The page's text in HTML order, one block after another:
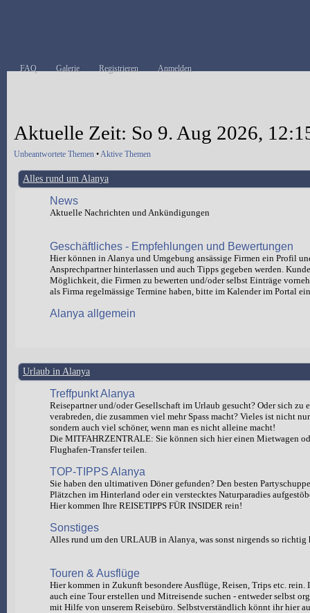
FAQ Galerie Registrieren Anmelden
Aktuelle Zeit: So 9. Aug 2026,
Unbeantwortete Themen •Aktive Themen
Alles rund um Alanya
News
Aktuelle Nachrichten und Ankündigungen
Geschäftliches - Empfehlungen und Bewertungen
Hier können in Alanya und Umgebung ansässige Firmen ein Profil
Ansprechpartner hinterlassen und auch Tipps gegeben werden.
Möglichkeit, die Firmen zu bewerten und/oder selbst Einträge
als Firma regelmässige Termine haben, bitte im Kalender im Portal
Alanya allgemein
Urlaub in Alanya
Treffpunkt Alanya
Reisepartner und/oder Gesellschaft im Urlaub gesucht? Oder sich zu
verabreden, die zusammen viel mehr Spass macht? Vieles ist nicht
sondern auch viel schöner, wenn man es nicht alleine macht!
Die MITFAHRZENTRALE: Sie können sich hier einen Mietwagen
Flughafen-Transfer teilen.
TOP-TIPPS Alanya
Sie haben den ultimativen Döner gefunden? Den besten
Plätzchen im Hinterland oder ein verstecktes Naturparadies
Hier kommen Ihre REISETIPPS FÜR INSIDER rein!
Sonstiges
Alles rund um den URLAUB in Alanya, was sonst nirgends so richtig
Touren & Ausflüge
Hier kommen in Zukunft besondere Ausflüge, Reisen, Trips etc. rein.
auch eine Tour erstellen und Mitreisende suchen - entweder selbst
mit Hilfe von unserem Reisebüro. Selbstverständlich könnt ihr hier